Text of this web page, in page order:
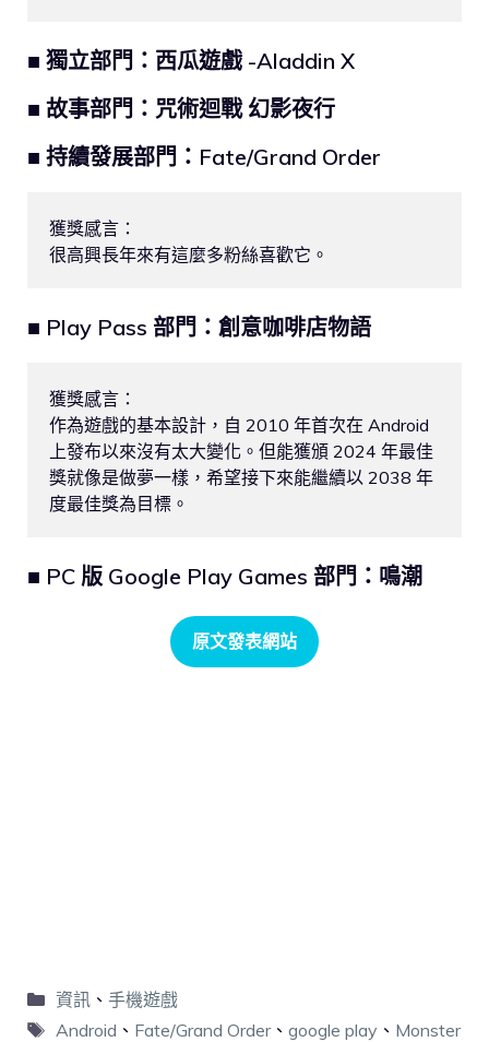
■ 獨立部門：西瓜遊戲 -Aladdin X
■ 故事部門：咒術迴戰 幻影夜行
■ 持續發展部門：Fate/Grand Order
獲獎感言：
很高興長年來有這麼多粉絲喜歡它。
■ Play Pass 部門：創意咖啡店物語
獲獎感言：
作為遊戲的基本設計，自 2010 年首次在 Android
上發布以來沒有太大變化。但能獲頒 2024 年最佳
獎就像是做夢一樣，希望接下來能繼續以 2038 年
度最佳獎為目標。
■ PC 版 Google Play Games 部門：鳴潮
原文發表網站
資訊、 手機遊戲
Android 、 Fate/Grand Order、 google play 、 Monster